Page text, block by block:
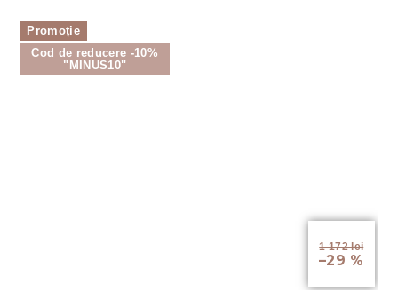
Promoție
Cod de reducere -10%
"MINUS10"
1 172 lei
–29 %